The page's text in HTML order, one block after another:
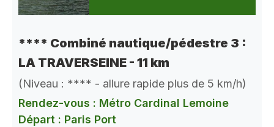
**** Combiné nautique/pédestre 3 :
LA TRAVERSEINE - 11 km
(Niveau : **** - allure rapide plus de 5 km/h)
Rendez-vous : Métro Cardinal Lemoine
Départ : Paris Port